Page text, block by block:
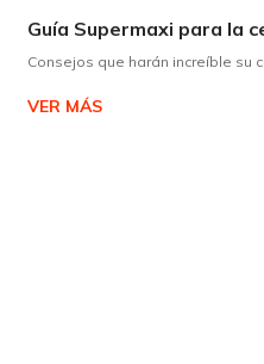
Consejos que harán increíble su
VER MÁS